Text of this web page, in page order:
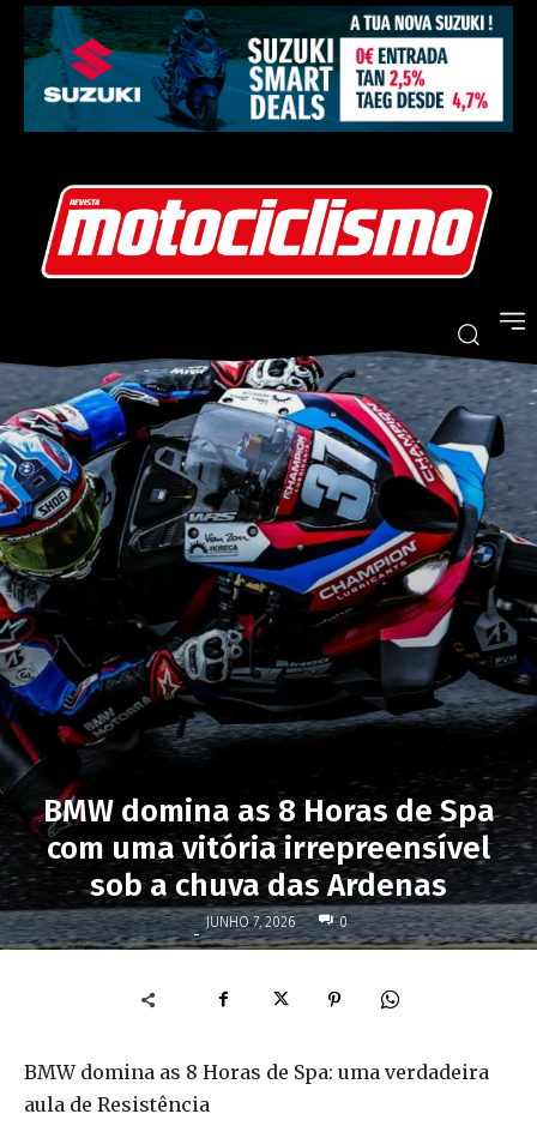
BMW domina as 8 Horas de Spa
com uma vitória irrepreensível
sob a chuva das Ardenas
- JUNHO 7, 2026 0
BMW domina as 8 Horas de Spa: uma verdadeira
aula de Resistência